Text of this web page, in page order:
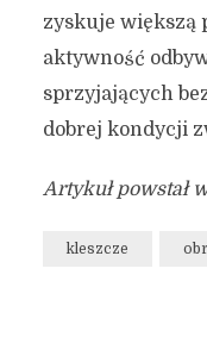
zyskuje większą
aktywność
sprzyjających
dobrej kondycji
Artykuł powstał
kleszcze